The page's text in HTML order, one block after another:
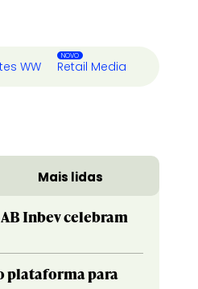
WW Retail Media
Mais lidas
Inbev celebram
plataforma para